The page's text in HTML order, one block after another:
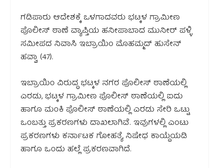
ಗಡಿಪಾರು ಆದೇಶಕ್ಕೆ ಒಳಗಾದವರು ಭಟ್ಕಳ ಗ್ರಾಮೀಣ
ಪೊಲೀಸ್ ಠಾಣೆ ವ್ಯಾಪ್ತಿಯ ಹನೀಪಾಬಾದ ಮುನೀರ್ ಪಳ್ಳಿ
ಸಮೀಪದ ನಿವಾಸಿ ಇಬ್ರಾಯಿಂ ಮೊಹಮ್ಮದ್ ಹುಸೇನ್
ಹವ್ವಾ (47).
ಇಬ್ರಾಯಿಂ ವಿರುದ್ಧ ಭಟ್ಕಳ ನಗರ ಪೊಲೀಸ್ ಠಾಣೆಯಲ್ಲಿ
ಎರಡು, ಭಟ್ಕಳ ಗ್ರಾಮೀಣ ಪೊಲೀಸ್ ಠಾಣೆಯಲ್ಲಿ ಐದು
ಹಾಗೂ ಮಂಕಿ ಪೊಲೀಸ್ ಠಾಣೆಯಲ್ಲಿ ಎರಡು ಸೇರಿ ಒಟ್ಟು
ಒಂಬತ್ತು ಪ್ರಕರಣಗಳು ದಾಖಲಾಗಿವೆ. ಇವುಗಳಲ್ಲಿ ಎಂಟು
ಪ್ರಕರಣಗಳು ಕರ್ನಾಟಕ ಗೋಹತ್ಯೆ ನಿಷೇಧ ಕಾಯ್ದೆಯಡಿ
ಹಾಗೂ ಒಂದು ಹಲ್ಲೆ ಪ್ರಕರಣವಾಗಿದೆ.